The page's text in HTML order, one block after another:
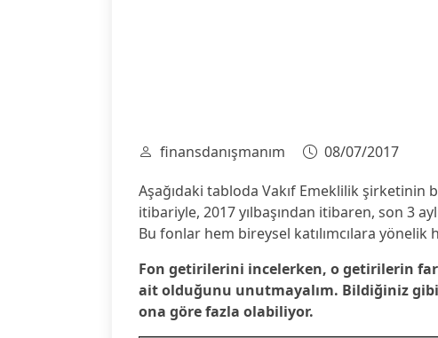
finansdanışmanım
08/07/2017
Aşağıdaki tabloda Vakıf Emeklilik şirketinin
itibariyle, 2017 yılbaşından itibaren, son 3
Bu fonlar hem bireysel katılımcılara
Fon getirilerini incelerken, o getirilerin
ait olduğunu unutmayalım. Bildiğiniz
ona göre fazla olabiliyor.